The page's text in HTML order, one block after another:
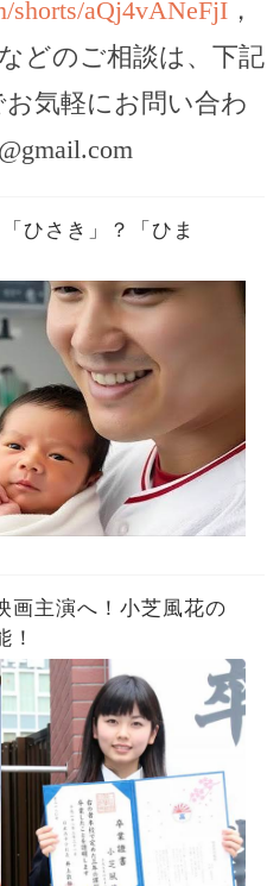
shorts/aQj4vANeFjI ，
どのご相談は、下記
気軽にお問い合わ
ひさき」？「ひま
画主演へ！小芝風花の
！